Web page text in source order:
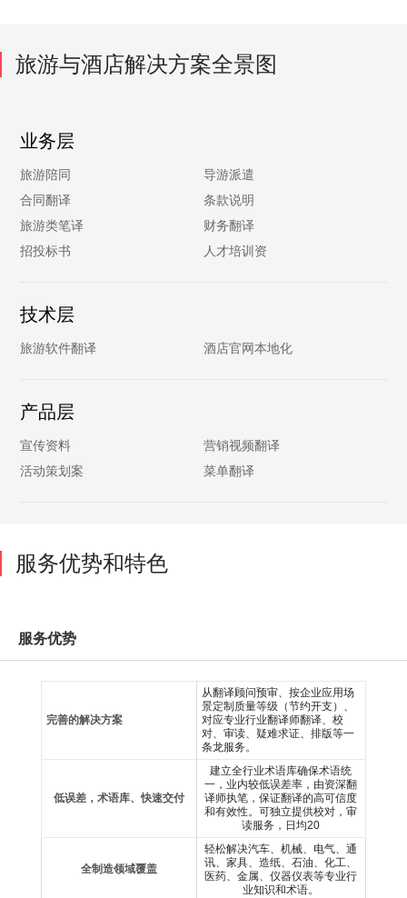
旅游与酒店解决方案全景图
业务层
旅游陪同
导游派遣
合同翻译
条款说明
旅游类笔译
财务翻译
招投标书
人才培训资
技术层
旅游软件翻译 酒店官网本地化
产品层
宣传资料
营销视频翻译
活动策划案
菜单翻译
服务优势和特色
服务优势
完善的解决方案
从翻译顾问预审、按企业应用场
景定制质量等级（节约开支）、
对应专业行业翻译师翻译、校
对、审读、疑难求证、排版等一
条龙服务。
低误差，术语库、快速交付
建立全行业术语库确保术语统
一，业内较低误差率，由资深翻
译师执笔，保证翻译的高可信度
和有效性。可独立提供校对，审
读服务，日均20
全制造领域覆盖
轻松解决汽车、机械、电气、通
讯、家具、造纸、石油、化工、
医药、金属、仪器仪表等专业行
业知识和术语。